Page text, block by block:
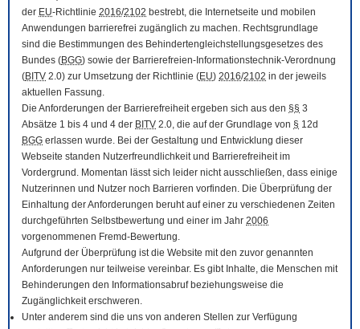
der EU-Richtlinie 2016/2102 bestrebt, die Internetseite und mobilen
Anwendungen barrierefrei zugänglich zu machen. Rechtsgrundlage
sind die Bestimmungen des Behindertengleichstellungsgesetzes des
Bundes (BGG) sowie der Barrierefreien-Informationstechnik-Verordnung
(BITV 2.0) zur Umsetzung der Richtlinie (EU) 2016/2102 in der jeweils
aktuellen Fassung.
Die Anforderungen der Barrierefreiheit ergeben sich aus den §§ 3
Absätze 1 bis 4 und 4 der BITV 2.0, die auf der Grundlage von § 12d
BGG erlassen wurde. Bei der Gestaltung und Entwicklung dieser
Webseite standen Nutzerfreundlichkeit und Barrierefreiheit im
Vordergrund. Momentan lässt sich leider nicht ausschließen, dass einige
Nutzerinnen und Nutzer noch Barrieren vorfinden. Die Überprüfung der
Einhaltung der Anforderungen beruht auf einer zu verschiedenen Zeiten
durchgeführten Selbstbewertung und einer im Jahr 2006
vorgenommenen Fremd-Bewertung.
Aufgrund der Überprüfung ist die Website mit den zuvor genannten
Anforderungen nur teilweise vereinbar. Es gibt Inhalte, die Menschen mit
Behinderungen den Informationsabruf beziehungsweise die
Zugänglichkeit erschweren.
Unter anderem sind die uns von anderen Stellen zur Verfügung